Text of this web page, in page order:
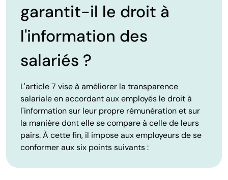
garantit-il le droit à
l'information des
salariés ?
L'article 7 vise à améliorer la transparence
salariale en accordant aux employés le droit à
l'information sur leur propre rémunération et sur
la manière dont elle se compare à celle de leurs
pairs. À cette fin, il impose aux employeurs de se
conformer aux six points suivants :